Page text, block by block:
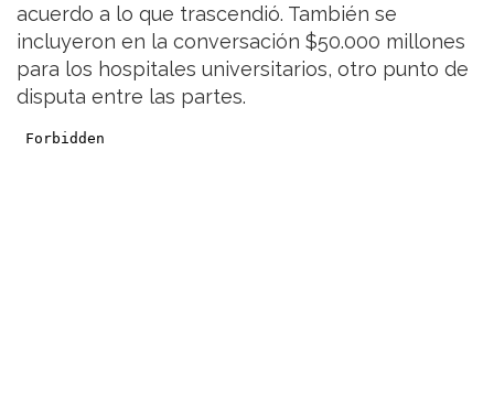
acuerdo a lo que trascendió. También se
incluyeron en la conversación $50.000 millones
para los hospitales universitarios, otro punto de
disputa entre las partes.